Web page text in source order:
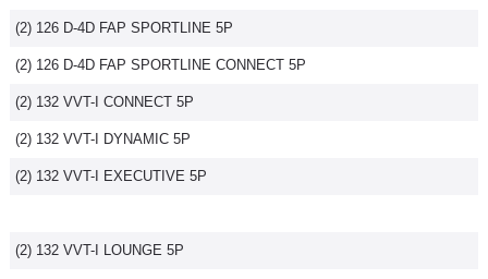
(2) 126 D-4D FAP SPORTLINE 5P
(2) 126 D-4D FAP SPORTLINE CONNECT 5P
(2) 132 VVT-I CONNECT 5P
(2) 132 VVT-I DYNAMIC 5P
(2) 132 VVT-I EXECUTIVE 5P
(2) 132 VVT-I LOUNGE 5P